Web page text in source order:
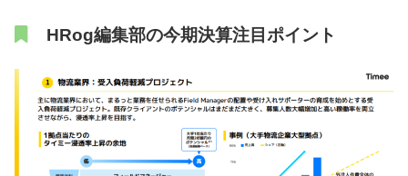
HRog編集部の今期決算注目ポイント